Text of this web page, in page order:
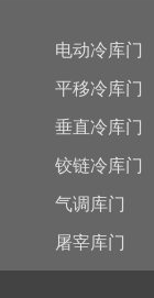
电动冷库门
平移冷库门
垂直冷库门
铰链冷库门
气调库门
屠宰库门